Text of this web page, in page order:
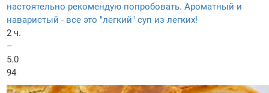
настоятельно рекомендую попробовать. Ароматный и
наваристый - все это "легкий" суп из легких!
2 ч.
–
5.0
94